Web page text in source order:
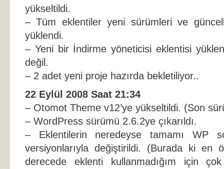
yükseltildi.
– Tüm eklentiler yeni sürümleri ve
yüklendi.
– Yeni bir İndirme yöneticisi eklentisi
değil.
– 2 adet yeni proje hazırda bekletiliyor..
22 Eylül 2008 Saat 21:34
– Otomot Theme v12’ye yükseltildi. (Son
– WordPress sürümü 2.6.2ye çıkarıldı.
– Eklentilerin neredeyse tamamı WP
versiyonlarıyla değiştirildi. (Burada ki en
derecede eklenti kullanmadığım için